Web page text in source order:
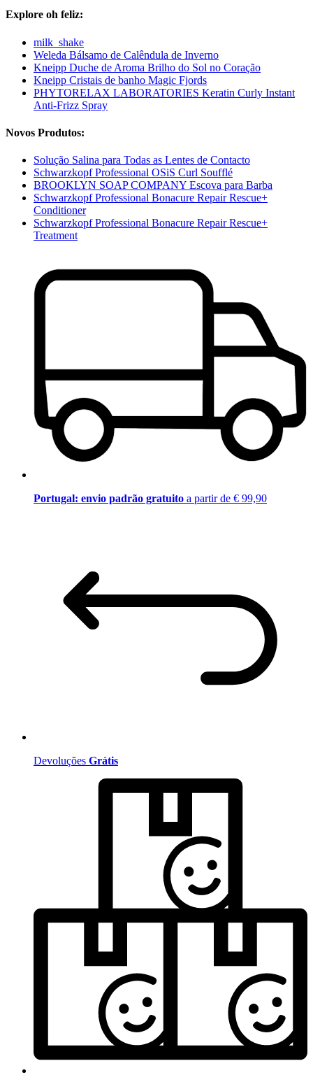
Explore oh feliz:
milk_shake
Weleda Bálsamo de Calêndula de Inverno
Kneipp Duche de Aroma Brilho do Sol no Coração
Kneipp Cristais de banho Magic Fjords
PHYTORELAX LABORATORIES Keratin Curly Instant
Anti-Frizz Spray
Novos Produtos:
Solução Salina para Todas as Lentes de Contacto
Schwarzkopf Professional OSiS Curl Soufflé
BROOKLYN SOAP COMPANY Escova para Barba
Schwarzkopf Professional Bonacure Repair Rescue+
Conditioner
Schwarzkopf Professional Bonacure Repair Rescue+
Treatment
Portugal: envio padrão gratuito a partir de € 99,90
Devoluções Grátis